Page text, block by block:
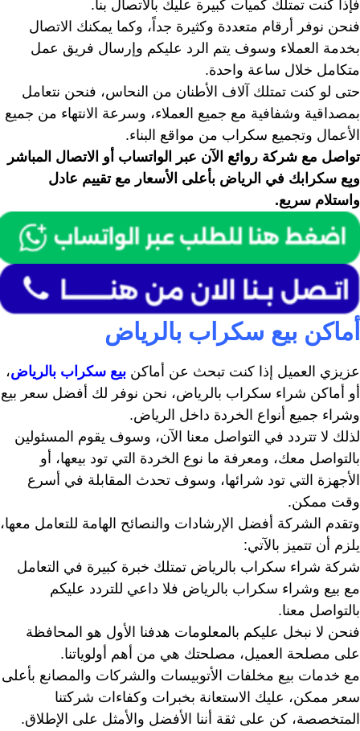
فإذا كنت تمتلك كميات كبيرة عليك بالاتصال بنا.
فنحن نوفر أرقام متعددة وكثيرة جداً، وكما يمكنك الاتصال
بخدمة العملاء وسوف يتم الرد عليكم وإرسال فريق عمل
متكامل خلال ساعة واحدة.
حتى لو كنت تمتلك آلاف الأطنان من النحاس، فنحن نتعامل
بمصداقية وشفافية مع جميع العملاء، وسرعة الانتهاء من جميع
الأعمال وتجميع سكراب من مواقع البناء.
تواصل مع شركة روائع الآن عبر الواتساب أو الاتصال المباشر
وبِع سكرابك في الرياض بأعلى الأسعار مع تقييم عادل
واستلام سريع.
أماكن بيع سكراب بالرياض
عزيزي العميل إذا كنت تبحث عن أماكن بيع سكراب بالرياض،
أو أماكن شراء سكراب بالرياض، نحن نوفر لك أفضل سعر بيع
وشراء جميع أنواع الخردة داخل الرياض.
لذلك لا تتردد في التواصل معنا الآن، وسوف يقوم المسئولين
بالتواصل معك، ومعرفة ما نوع الخردة التي تود بيعها، أو
الأجهزة التي تود شرائها، وسوف تحدث المقابلة في أسرع
وقت ممكن.
وتقدم الشركة أفضل الإرشادات والنصائح الهامة للتعامل معها،
يلزم أن تتميز بالآتي:
شركة شراء سكراب بالرياض تمتلك خبرة كبيرة في التعامل
مع بيع وشراء سكراب بالرياض فلا داعي للتردد عليكم
بالتواصل معنا.
فنحن لا نبخل عليكم بالمعلومات هدفنا الأول هو المحافظة
على مصلحة العميل، مصلحتك هي من أهم أولوياتنا.
مع خدمات بيع مخلفات الأتوبيسات والشركات والمصانع بأعلى
سعر ممكن، عليك الاستعانة بخبرات وكفاءات شركتنا
المتخصصة، كن على ثقة أننا الأفضل والأمثل على الإطلاق.